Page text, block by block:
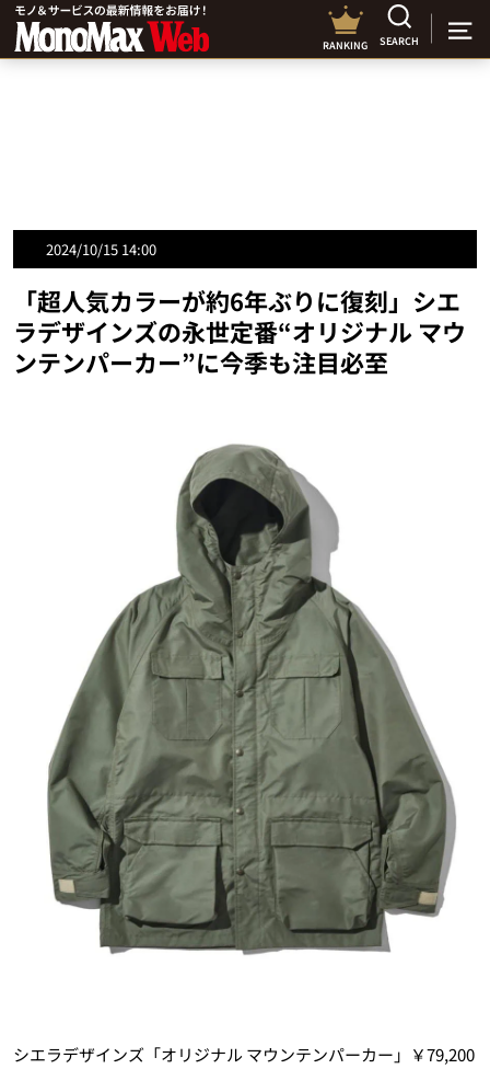
RANKING SEARCH
2024/10/15 14:00
「超人気カラーが約6年ぶりに復刻」シエ
ラデザインズの永世定番“オリジナル マウ
ンテンパーカー”に今季も注目必至
シエラデザインズ「オリジナル マウンテンパーカー」￥79,200